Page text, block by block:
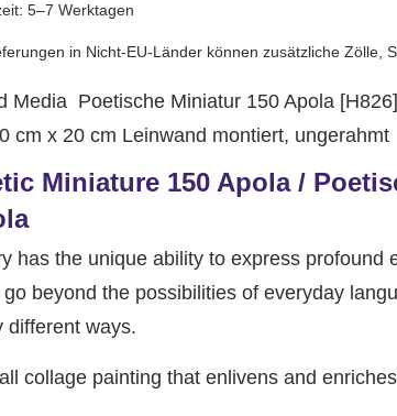
5–7 Werktagen
in Nicht-EU-Länder können zusätzliche Zölle,
Media Poetische Miniatur 150 Apola
cm x 20 cm Leinwand montiert, ungerahmt
Miniature 150 Apola /
has the unique ability to express profound
beyond the possibilities of everyday
different ways.
collage painting that enlivens and